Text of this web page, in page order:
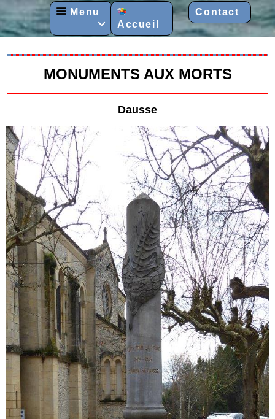
Menu
 Accueil
Contact
MONUMENTS AUX MORTS
Dausse